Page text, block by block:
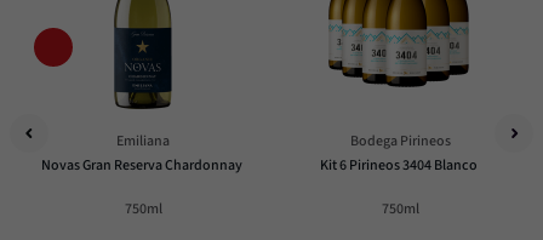
Emiliana
Novas Gran Reserva Chardonnay
750ml
Bodega Pirineos
Kit 6 Pirineos 3404 Blanco
750ml